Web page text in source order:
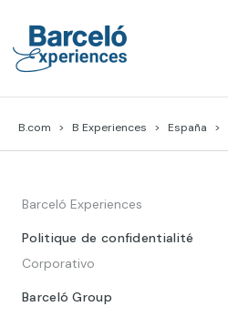
content
B.com B Experiences España
Barceló Experiences
Politique de confidentialité
Corporativo
Barceló Group